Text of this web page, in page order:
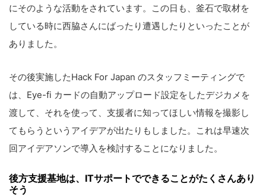
にそのような活動をされています。この日も、釜石で取材を
している時に西脇さんにばったり遭遇したりといったことが
ありました。
その後実施したHack For Japan のスタッフミーティングで
は、Eye-fi カードの自動アップロード設定をしたデジカメを
渡して、それを使って、支援者に知ってほしい情報を撮影し
てもらうというアイデアが出たりもしました。これは早速次
回アイデアソンで導入を検討することになりました。
後方支援基地は、ITサポートでできることがたくさんあり
そう